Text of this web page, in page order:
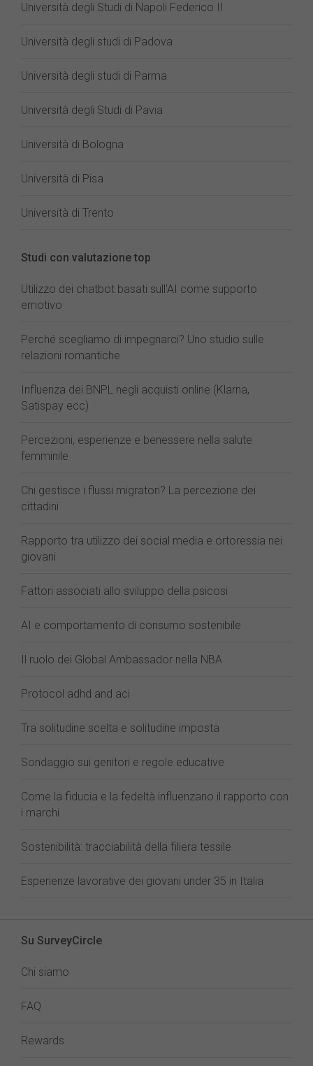
Università degli Studi di Napoli Federico II
Università degli studi di Padova
Università degli studi di Parma
Università degli Studi di Pavia
Università di Bologna
Università di Pisa
Università di Trento
Studi con valutazione top
Utilizzo dei chatbot basati sull'AI come supporto
emotivo
Perché scegliamo di impegnarci? Uno studio sulle
relazioni romantiche
Influenza dei BNPL negli acquisti online (Klarna,
Satispay ecc)
Percezioni, esperienze e benessere nella salute
femminile
Chi gestisce i flussi migratori? La percezione dei
cittadini
Rapporto tra utilizzo dei social media e ortoressia nei
giovani
Fattori associati allo sviluppo della psicosi
AI e comportamento di consumo sostenibile
Il ruolo dei Global Ambassador nella NBA
Protocol adhd and aci
Tra solitudine scelta e solitudine imposta
Sondaggio sui genitori e regole educative
Come la fiducia e la fedeltà influenzano il rapporto con
i marchi
Sostenibilità: tracciabilità della filiera tessile
Esperienze lavorative dei giovani under 35 in Italia
Su SurveyCircle
Chi siamo
FAQ
Rewards